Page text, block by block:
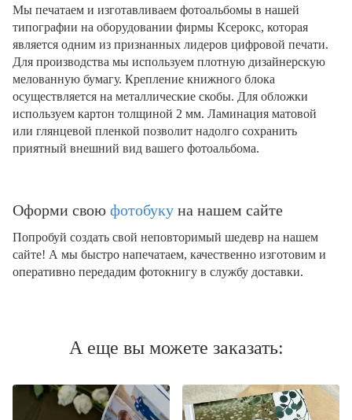
Мы печатаем и изготавливаем фотоальбомы в нашей
типографии на оборудовании фирмы Ксерокс, которая
является одним из признанных лидеров цифровой печати.
Для производства мы используем плотную дизайнерскую
мелованную бумагу. Крепление книжного блока
осуществляется на металлические скобы. Для обложки
используем картон толщиной 2 мм. Ламинация матовой
или глянцевой пленкой позволит надолго сохранить
приятный внешний вид вашего фотоальбома.
Оформи свою фотобуку на нашем сайте
Попробуй создать свой неповторимый шедевр на нашем
сайте! А мы быстро напечатаем, качественно изготовим и
оперативно передадим фотокнигу в службу доставки.
А еще вы можете заказать: